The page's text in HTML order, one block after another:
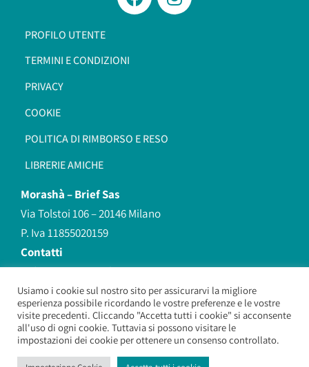
PROFILO UTENTE
TERMINI E CONDIZIONI
PRIVACY
COOKIE
POLITICA DI RIMBORSO E RESO
LIBRERIE AMICHE
Morashà –Brief Sas
Via Tolstoi 106 – 20146 Milano
P. Iva 11855020159
Contatti
redazione@morasha.it
339 8596707
(anche Whatsapp)
Morashà – Brief Sas – Copyright 2026. All Rights Reserved.
Usiamo i cookie sul nostro sito per assicurarvi la migliore
esperienza possibile ricordando le vostre preferenze e le vostre
visite precedenti. Cliccando "Accetta tutti i cookie" si acconsente
all'uso di ogni cookie. Tuttavia si possono visitare le
impostazioni dei cookie per ottenere un consenso controllato.